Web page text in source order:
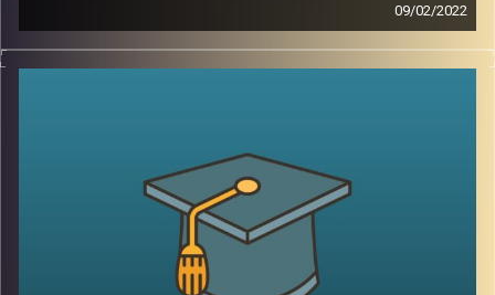
09/02/2022
אני משערת שרובכם ורובכן שמעתם על שינויים מהשטח,
כלומר מלמעטה ומשם עולים "למעלה" אל מקבלי ההחלטות
לקיימות, מציינת שיש עוד מקור ממנו יכולים להגיע שינויים.
האמצע. אז מיהם אותם "אנשי אמצע" ולמה הם כל כך
חשובים? האזינו לשיחה.